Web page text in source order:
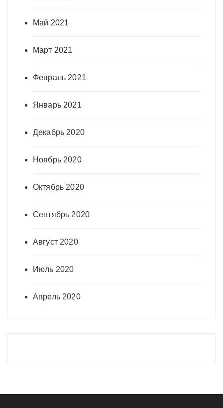
Май 2021
Март 2021
Февраль 2021
Январь 2021
Декабрь 2020
Ноябрь 2020
Октябрь 2020
Сентябрь 2020
Август 2020
Июль 2020
Апрель 2020